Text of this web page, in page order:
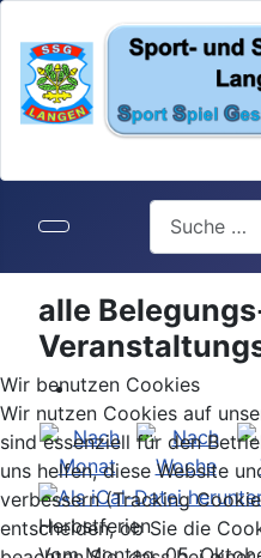
Search
alle
Herbstferien
Wir benutzen Cookies
Wir nutzen Cookies auf
sind essenziell für den
uns helfen, diese Website
verbessern (Tracking
entscheiden, ob Sie die